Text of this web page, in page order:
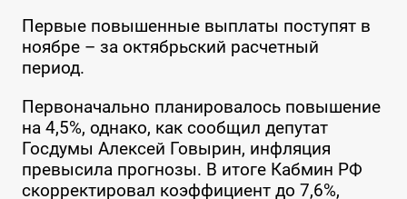
Первые повышенные выплаты поступят в
ноябре – за октябрьский расчетный
период.
Первоначально планировалось повышение
на 4,5%, однако, как сообщил депутат
Госдумы Алексей Говырин, инфляция
превысила прогнозы. В итоге Кабмин РФ
скорректировал коэффициент до 7,6%,